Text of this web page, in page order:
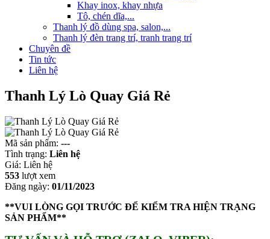
Khay inox, khay nhựa
Tô, chén dĩa,...
Thanh lý đồ dùng spa, salon,...
Thanh lý đèn trang trí, tranh trang trí
Chuyên đề
Tin tức
Liên hệ
Thanh Lý Lò Quay Giá Rẻ
Mã sản phẩm: ---
Tình trạng: Liên hệ
Giá: Liên hệ
553 lượt xem
Đăng ngày: 01/11/2023
**VUI LÒNG GỌI TRƯỚC ĐỂ KIỂM TRA HIỆN TRẠNG
SẢN PHẨM**